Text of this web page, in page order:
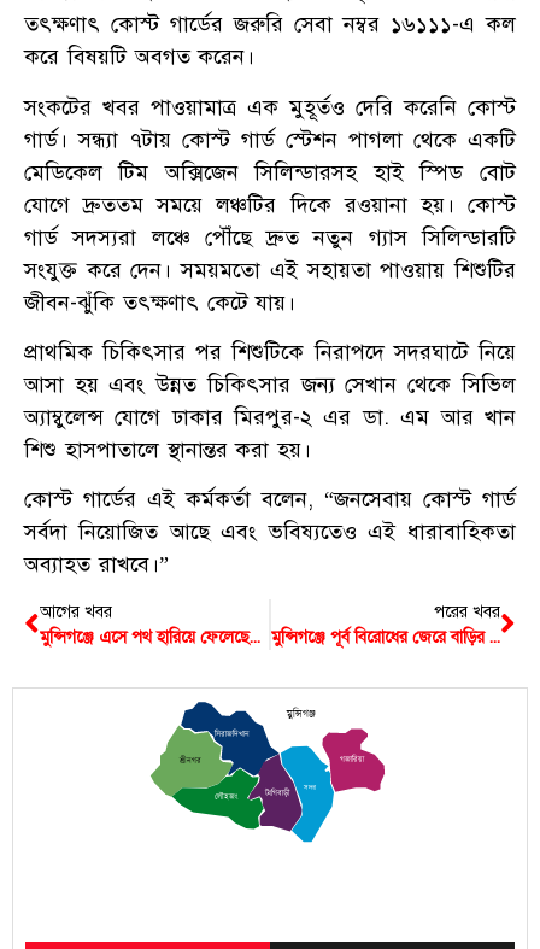
তৎক্ষণাৎ কোস্ট গার্ডের জরুরি সেবা নম্বর ১৬১১১-এ কল
করে বিষয়টি অবগত করেন।
সংকটের খবর পাওয়ামাত্র এক মুহূর্তও দেরি করেনি কোস্ট
গার্ড। সন্ধ্যা ৭টায় কোস্ট গার্ড স্টেশন পাগলা থেকে একটি
মেডিকেল টিম অক্সিজেন সিলিন্ডারসহ হাই স্পিড বোট
যোগে দ্রুততম সময়ে লঞ্চটির দিকে রওয়ানা হয়। কোস্ট
গার্ড সদস্যরা লঞ্চে পৌঁছে দ্রুত নতুন গ্যাস সিলিন্ডারটি
সংযুক্ত করে দেন। সময়মতো এই সহায়তা পাওয়ায় শিশুটির
জীবন-ঝুঁকি তৎক্ষণাৎ কেটে যায়।
প্রাথমিক চিকিৎসার পর শিশুটিকে নিরাপদে সদরঘাটে নিয়ে
আসা হয় এবং উন্নত চিকিৎসার জন্য সেখান থেকে সিভিল
অ্যাম্বুলেন্স যোগে ঢাকার মিরপুর-২ এর ডা. এম আর খান
শিশু হাসপাতালে স্থানান্তর করা হয়।
কোস্ট গার্ডের এই কর্মকর্তা বলেন, “জনসেবায় কোস্ট গার্ড
সর্বদা নিয়োজিত আছে এবং ভবিষ্যতেও এই ধারাবাহিকতা
অব্যাহত রাখবে।”
আগের খবর
মুন্সিগঞ্জে এসে পথ হারিয়ে ফেলেছেন এক মাদ্রাসা ছাত্রী, পরিবারে ফেরার আকুতি
পরের খবর
মুন্সিগঞ্জে পূর্ব বিরোধের জেরে বাড়ির পাশে গুলি করে যুবককে হত্যা
শ্রীনগর
সিরাজদিখান
টংগিবাড়ী
সদর
গজারিয়া
লৌহজং
মুন্সিগঞ্জ